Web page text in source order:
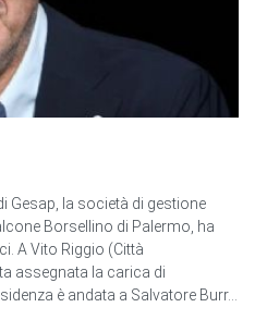
Gesap, la società di gestione
Borsellino di Palermo, ha
A Vito Riggio (Città
assegnata la carica di
è andata a Salvatore Burr...